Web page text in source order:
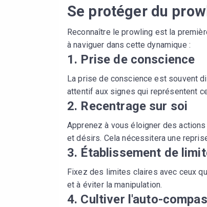
Se protéger du
Reconnaître le prowling est la
à naviguer dans cette dynamique :
1. Prise de conscience
La prise de conscience est souvent
attentif aux signes qui représentent
2. Recentrage sur soi
Apprenez à vous éloigner des
et désirs. Cela nécessitera une
3. Établissement de
Fixez des limites claires avec ceux
et à éviter la manipulation.
4. Cultiver l'auto-